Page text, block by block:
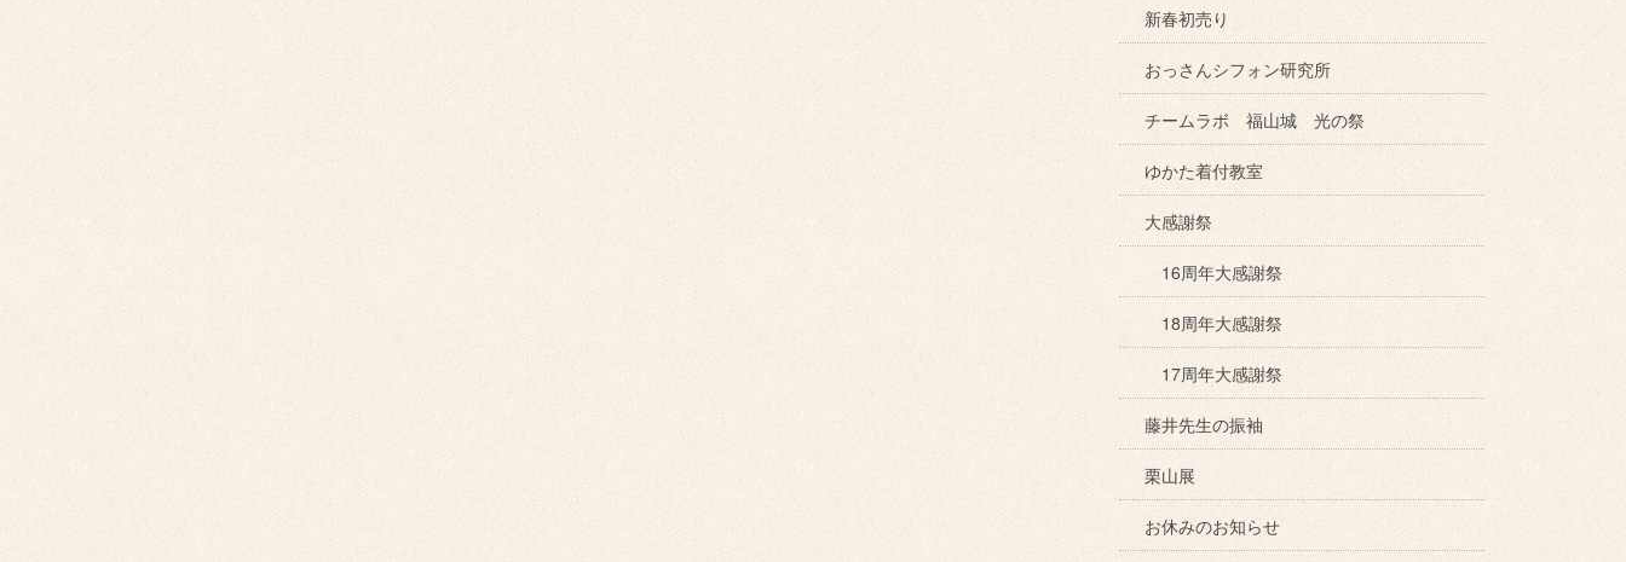
新春初売り
おっさんシフォン研究所
チームラボ 福山城 光の祭
ゆかた着付教室
大感謝祭
16周年大感謝祭
18周年大感謝祭
17周年大感謝祭
藤井先生の振袖
栗山展
お休みのお知らせ